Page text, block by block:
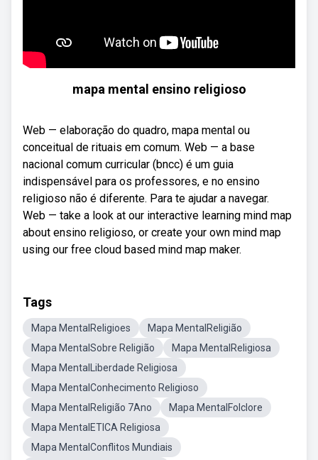
mapa mental ensino religioso
Web — elaboração do quadro, mapa mental ou
conceitual de rituais em comum. Web — a base
nacional comum curricular (bncc) é um guia
indispensável para os professores, e no ensino
religioso não é diferente. Para te ajudar a navegar.
Web — take a look at our interactive learning mind map
about ensino religioso, or create your own mind map
using our free cloud based mind map maker.
Tags
Mapa MentalReligioes
Mapa MentalReligião
Mapa MentalSobre Religião
Mapa MentalReligiosa
Mapa MentalLiberdade Religiosa
Mapa MentalConhecimento Religioso
Mapa MentalReligião 7Ano
Mapa MentalFolclore
Mapa MentalETICA Religiosa
Mapa MentalConflitos Mundiais